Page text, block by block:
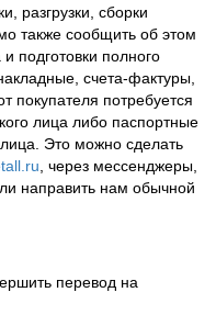
разгрузки, сборки
также сообщить об этом
подготовки полного
счета-фактуры,
покупателя потребуется
лица либо паспортные
Это можно сделать
, через мессенджеры,
направить нам обычной
перевод на